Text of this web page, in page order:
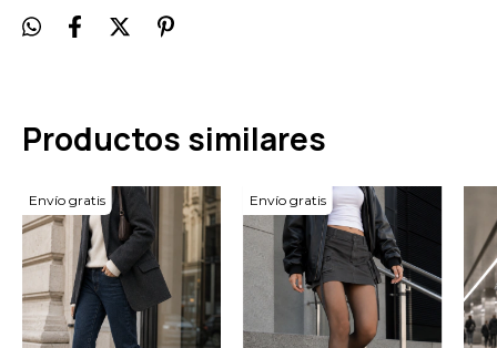
Productos similares
Envío gratis Envío gratis